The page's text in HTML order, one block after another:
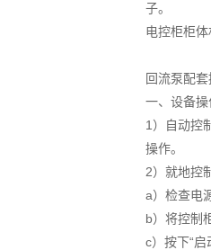
子。
电控柜柜
回流泵配
一、设备操
1）自动控
操作。
2）就地控
a）检查电
b）将控制
c）按下“